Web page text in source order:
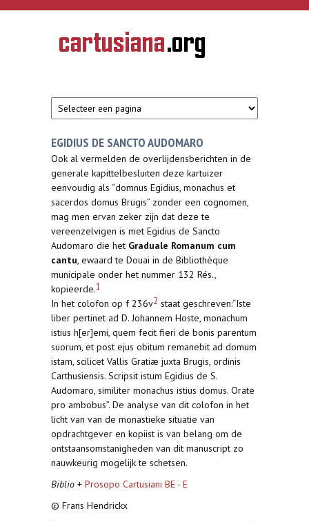
Overslaan en naar de inhoud gaan
CARTUSIANA
Geschiedenis
van de
EGIDIUS DE SANCTO AUDOMARO
Ook al vermelden de overlijdensberichten in de
generale kapittelbesluiten deze kartuizer
eenvoudig als “domnus Egidius, monachus et
sacerdos domus Brugis” zonder een cognomen,
mag men ervan zeker zijn dat deze te
vereenzelvigen is met Egidius de Sancto
Audomaro die het Graduale Romanum cum
cantu, ewaard te Douai in de Bibliothèque
municipale onder het nummer 132 Rés.,
kopieerde.1
In het colofon op f 236v2 staat geschreven:“Iste
liber pertinet ad D. Johannem Hoste, monachum
istius h[er]emi, quem fecit fieri de bonis parentum
suorum, et post ejus obitum remanebit ad domum
istam, scilicet Vallis Gratiæ juxta Brugis, ordinis
Carthusiensis. Scripsit istum Egidius de S.
Audomaro, similiter monachus istius domus. Orate
pro ambobus”. De analyse van dit colofon in het
licht van van de monastieke situatie van
opdrachtgever en kopiist is van belang om de
ontstaansomstanigheden van dit manuscript zo
nauwkeurig mogelijk te schetsen.
Biblio + Prosopo Cartusiani BE - E
© Frans Hendrickx